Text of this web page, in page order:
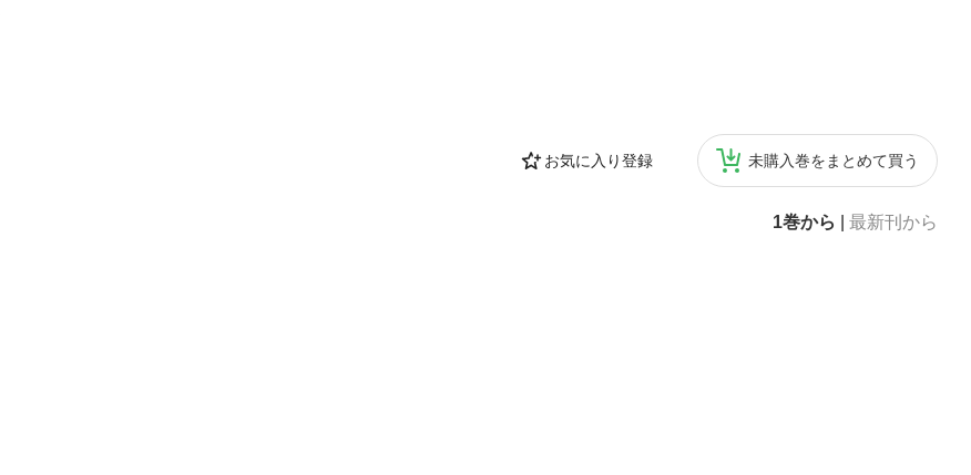
お気に入り登録 未購入巻をまとめて買う
1巻から 最新刊から